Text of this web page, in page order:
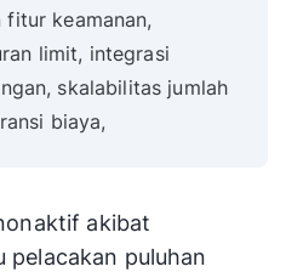
keamanan,
limit, integrasi
skalabilitas jumlah
biaya,
akibat
pelacakan puluhan